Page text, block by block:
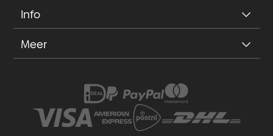
Info
Meer